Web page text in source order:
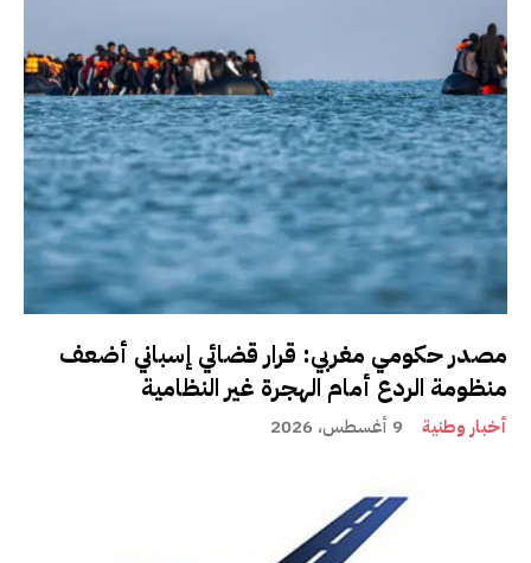
مصدر حكومي مغربي: قرار قضائي إسباني أضعف
منظومة الردع أمام الهجرة غير النظامية
أخبار وطنية 9 أغسطس، 2026